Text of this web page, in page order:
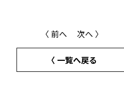
〈 前へ 次へ 〉
〈 一覧へ戻る